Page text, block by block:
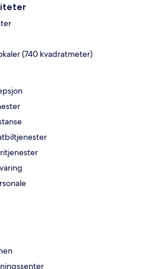
(740 kvadratmeter)